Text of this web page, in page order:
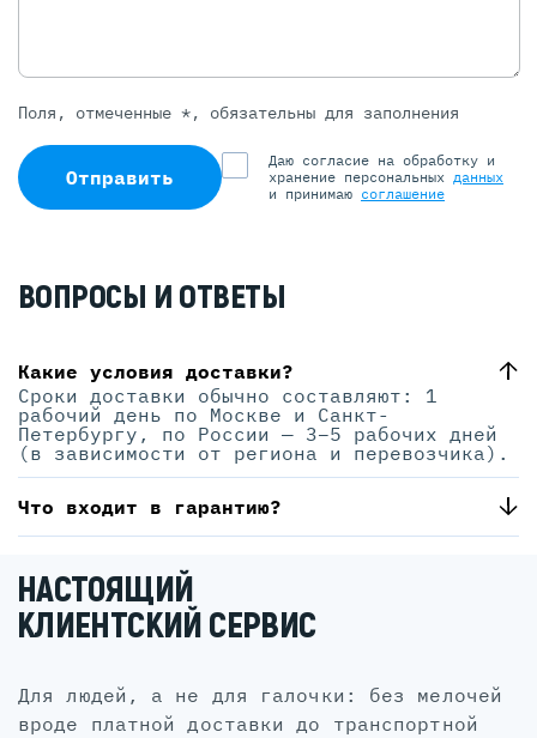
Поля, отмеченные *, обязательны для заполнения
Отправить
Даю согласие на обработку и
хранение персональных данных
и принимаю соглашение
ВОПРОСЫ И ОТВЕТЫ
Какие условия доставки?
Сроки доставки обычно составляют: 1
рабочий день по Москве и Санкт-
Петербургу, по России — 3–5 рабочих дней
(в зависимости от региона и перевозчика).
Что входит в гарантию?
НАСТОЯЩИЙ
КЛИЕНТСКИЙ СЕРВИС
для людей, а не для галочки: без мелочей
вроде платной доставки до транспортной